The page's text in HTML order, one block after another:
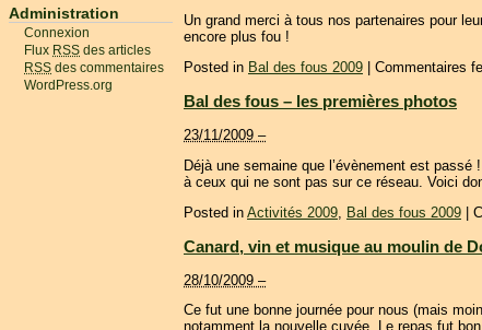
Un grand merci à tous nos partenaires pour
encore plus fou !
Posted in Bal des fous 2009 Commentaires
Bal des fous – les premières photos
23/11/2009 –
Déjà une semaine que l’évènement est
à ceux qui ne sont pas sur ce réseau. Voici
Posted in Activités 2009 Bal des fous 2009 |
Canard, vin et musique au moulin de
28/10/2009 –
Ce fut une bonne journée pour nous (mais
notamment la nouvelle cuvée. Le repas fut
Administration
Connexion
Flux RSS des articles
RSS des commentaires
WordPress.org